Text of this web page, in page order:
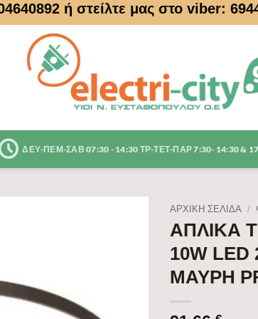
ή στείλτε μας στο viber:
ΔΕΥ-ΠΕΜ-ΣΑΒ 07:30 - 14:30 ΤΡ-ΤΕΤ-ΠΑΡ 7:30- 14:30 &
ΑΡΧΙΚΉ ΣΕΛΊΔΑ /
ΑΠΛΙΚΑ
10W LED
ΜΑΥΡΗ